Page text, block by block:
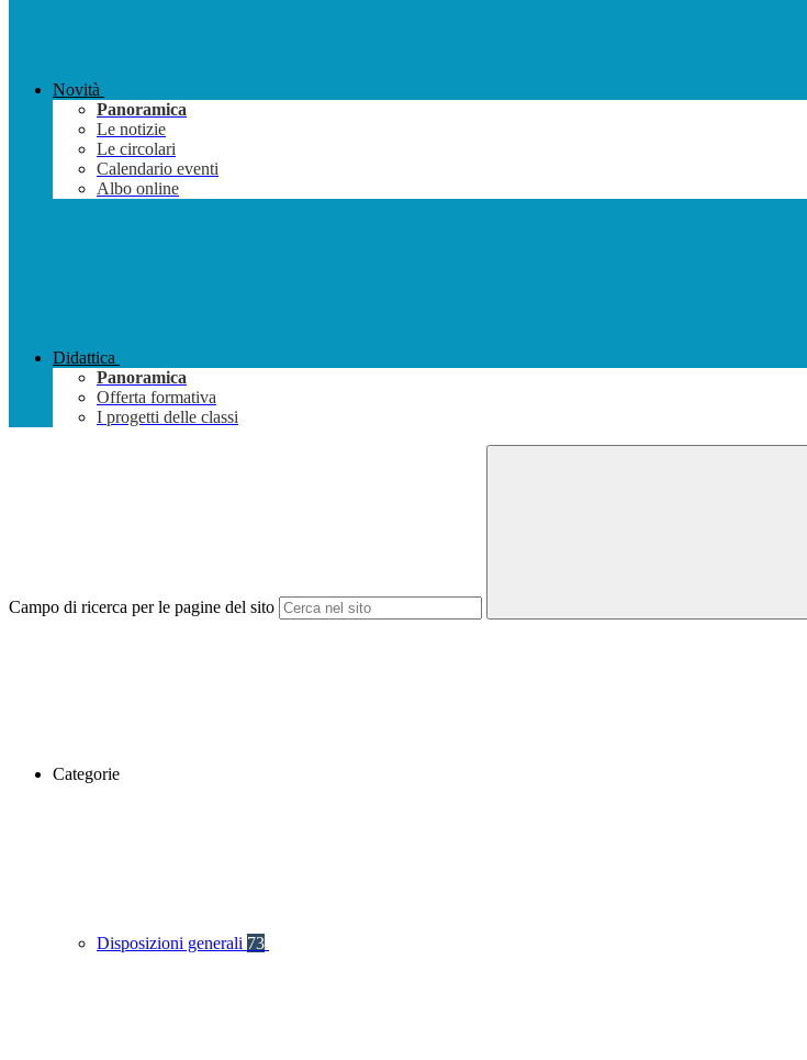
Novità
Panoramica
Le notizie
Le circolari
Calendario eventi
Albo online
Didattica
Panoramica
Offerta formativa
I progetti delle classi
Campo di ricerca per le pagine del sito
Categorie
Disposizioni generali 73